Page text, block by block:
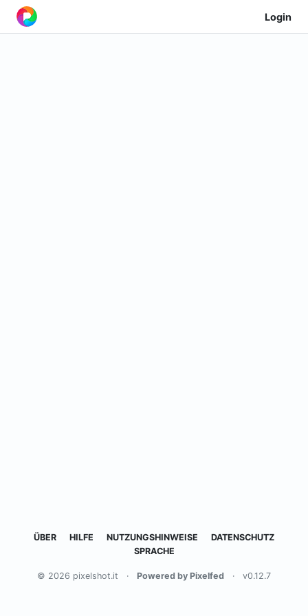
Login
ÜBER HILFE NUTZUNGSHINWEISE
DATENSCHUTZ
SPRACHE
© 2026 pixelshot.it · Powered by Pixelfed · v0.12.7